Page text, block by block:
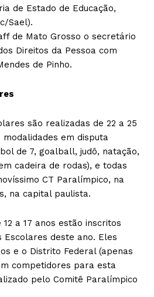
de Estado de Educação,
Sael).
de Mato Grosso o secretário
Direitos da Pessoa com
de Pinho.
são realizadas de 22 a 25
em disputa
de 7, goalball, judô, natação,
cadeira de rodas), e todas
CT Paralímpico, na
na capital paulista.
a 17 anos estão inscritos
deste ano. Eles
e o Distrito Federal (apenas
competidores para esta
pelo Comitê Paralímpico